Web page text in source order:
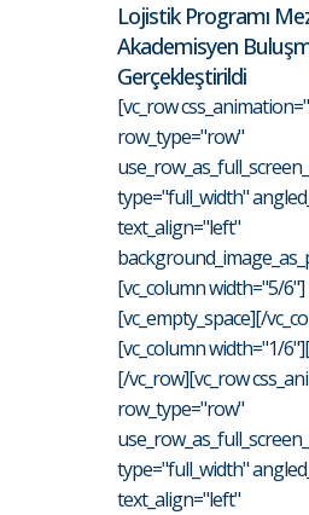
Lojistik Programı
Akademisyen
Gerçekleştirildi
[vc_row
row_type="row"
type="full_width"
text_align="left"
[vc_column width="5/6"]
[vc_empty_space][/
[vc_column width="1/
[/vc_row][vc_row
row_type="row"
type="full_width"
text_align="left"